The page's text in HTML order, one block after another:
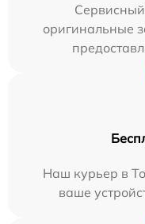
оригинальные
Наш курьер в
ваше